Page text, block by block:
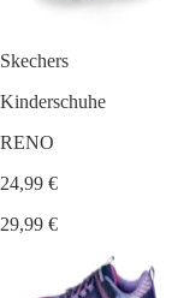
Skechers
Kinderschuhe
RENO
24,99 €
29,99 €